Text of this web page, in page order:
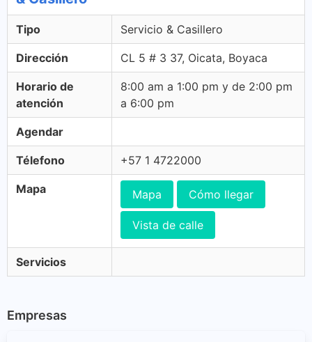
Tipo Servicio & Casillero
Dirección CL 5 # 3 37, Oicata, Boyaca
Horario de
atención
8:00 am a 1:00 pm y de 2:00 pm
a 6:00 pm
Agendar
Télefono +57 1 4722000
Mapa Mapa Cómo llegar
Vista de calle
Servicios
Empresas